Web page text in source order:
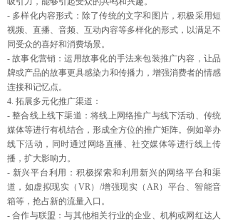
- 多样化内容形式：除了传统的文字和图片，积极采用短
视频、直播、音频、互动内容等多样化的形式，以满足不
同受众的喜好和消费场景。
- 故事化营销：运用故事化的手法来包装推广内容，让品
牌或产品的故事更具感染力和传播力，增强消费者的情感
连接和记忆点。
4. 拓展多元化推广渠道：
- 整合线上线下渠道：将线上网络推广与线下活动、传统
媒体等进行有机结合，形成全方位的推广矩阵。例如举办
线下活动，同时通过网络直播、社交媒体等进行线上传
播，扩大影响力。
- 新兴平台利用：积极探索和利用新兴的网络平台和渠
道，如虚拟现实（VR）/增强现实（AR）平台、智能音
箱等，抢占新的流量入口。
- 合作与联盟：与其他相关行业的企业、机构或网红达人